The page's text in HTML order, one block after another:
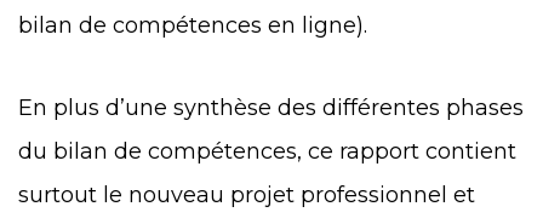
bilan de compétences en ligne).
En plus d’une synthèse des différentes phases
du bilan de compétences, ce rapport contient
surtout le nouveau projet professionnel et